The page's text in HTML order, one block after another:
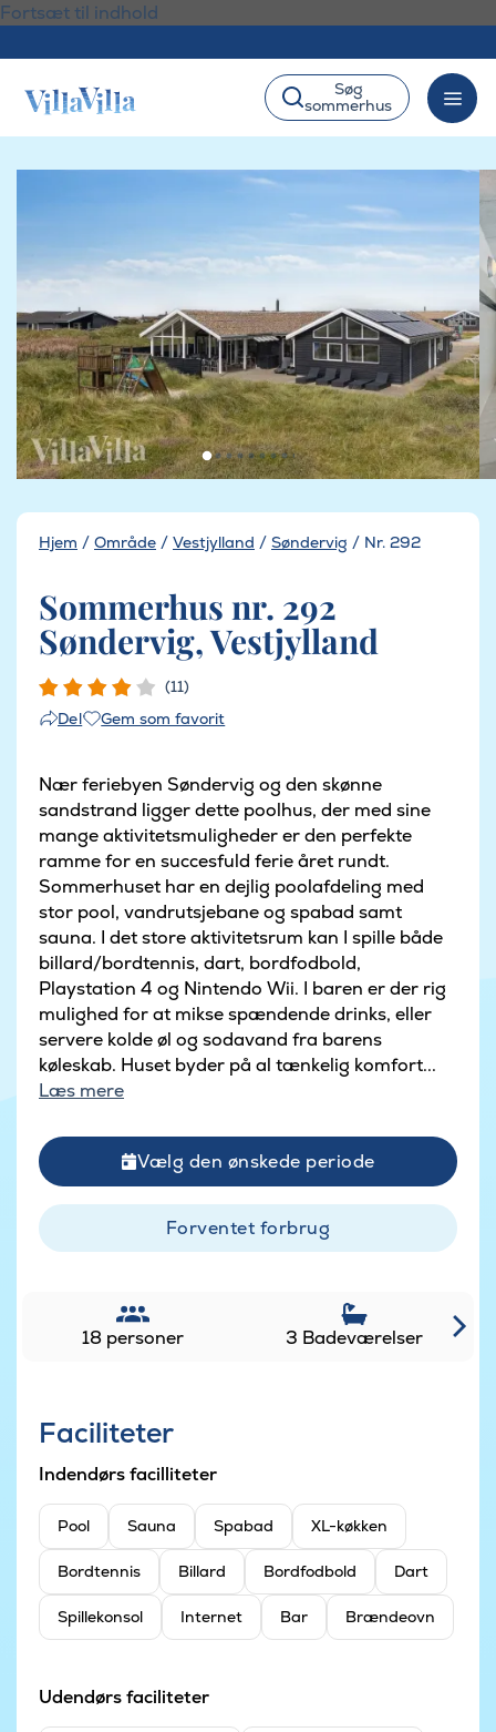
Fortsæt til indhold
Søg
sommerhus
Hjem / Område / Vestjylland / Søndervig / Nr. 292
Sommerhus nr. 292
Søndervig, Vestjylland
(11)
Del
Gem som favorit
Nær feriebyen Søndervig og den skønne
sandstrand ligger dette poolhus, der med sine
mange aktivitetsmuligheder er den perfekte
ramme for en succesfuld ferie året rundt.
Sommerhuset har en dejlig poolafdeling med
stor pool, vandrutsjebane og spabad samt
sauna. I det store aktivitetsrum kan I spille både
billard/bordtennis, dart, bordfodbold,
Playstation 4 og Nintendo Wii. I baren er der rig
mulighed for at mikse spændende drinks, eller
servere kolde øl og sodavand fra barens
køleskab. Huset byder på al tænkelig komfort...
Læs mere
Vælg den ønskede periode
Forventet forbrug
18 personer 3 Badeværelser
Faciliteter
Indendørs facilliteter
Pool Sauna Spabad XL-køkken
Bordtennis Billard Bordfodbold Dart
Spillekonsol Internet Bar Brændeovn
Udendørs faciliteter